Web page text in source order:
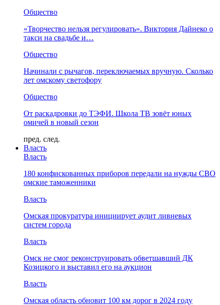
Общество
«Творчество нельзя регулировать». Виктория Дайнеко о
такси на свадьбе и…
Общество
Начинали с рычагов, переключаемых вручную. Сколько
лет омскому светофору
Общество
От раскадровки до ТЭФИ. Школа ТВ зовёт юных
омичей в новый сезон
пред. след.
Власть
Власть
180 конфискованных приборов передали на нужды СВО
омские таможенники
Власть
Омская прокуратура инициирует аудит ливневых
систем города
Власть
Омск не смог реконструировать обветшавший ДК
Козицкого и выставил его на аукцион
Власть
Омская область обновит 100 км дорог в 2024 году